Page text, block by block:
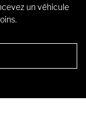
un véhicule